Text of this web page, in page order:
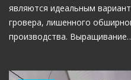
являются идеальным
гровера, лишенного
производства.